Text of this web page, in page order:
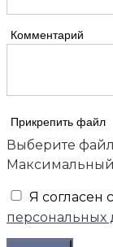
Комментарий
Прикрепить файл
Выберите
Максимальный
Я согласен с
персональных